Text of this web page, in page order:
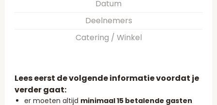
Datum
Deelnemers
Catering / Winkel
Lees eerst de volgende informatie voordat je
verder gaat:
er moeten altijd minimaal 15 betalende gasten